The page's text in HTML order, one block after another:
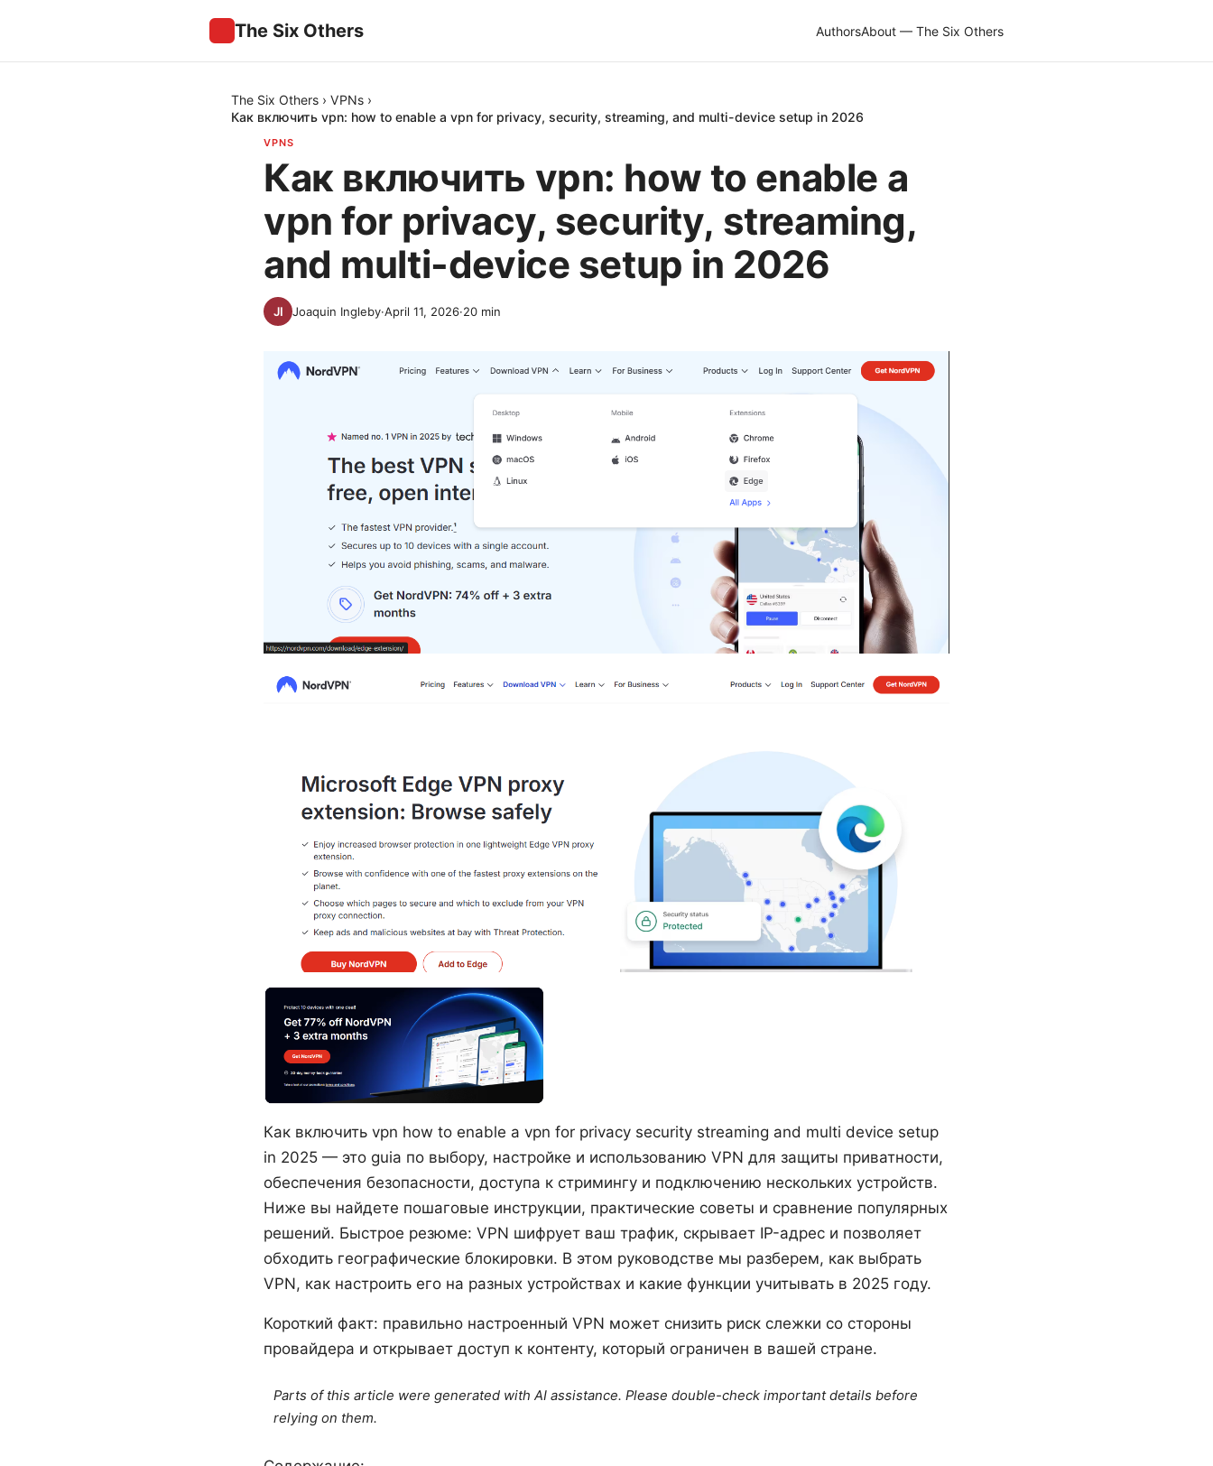
The Six Others AuthorsAbout — The Six Others
The Six Others › VPNs ›
Как включить vpn: how to enable a vpn for privacy, security, streaming, and multi-device setup in 2026
VPNS
Как включить vpn: how to enable a
vpn for privacy, security, streaming,
and multi-device setup in 2026
Joaquin Ingleby·April 11, 2026·20 min
Как включить vpn how to enable a vpn for privacy security streaming and multi device setup
in 2025 — это guia по выбору, настройке и использованию VPN для защиты приватности,
обеспечения безопасности, доступа к стримингу и подключению нескольких устройств.
Ниже вы найдете пошаговые инструкции, практические советы и сравнение популярных
решений. Быстрое резюме: VPN шифрует ваш трафик, скрывает IP-адрес и позволяет
обходить географические блокировки. В этом руководстве мы разберем, как выбрать
VPN, как настроить его на разных устройствах и какие функции учитывать в 2025 году.
Короткий факт: правильно настроенный VPN может снизить риск слежки со стороны
провайдера и открывает доступ к контенту, который ограничен в вашей стране.
Parts of this article were generated with AI assistance. Please double-check important details before
relying on them.